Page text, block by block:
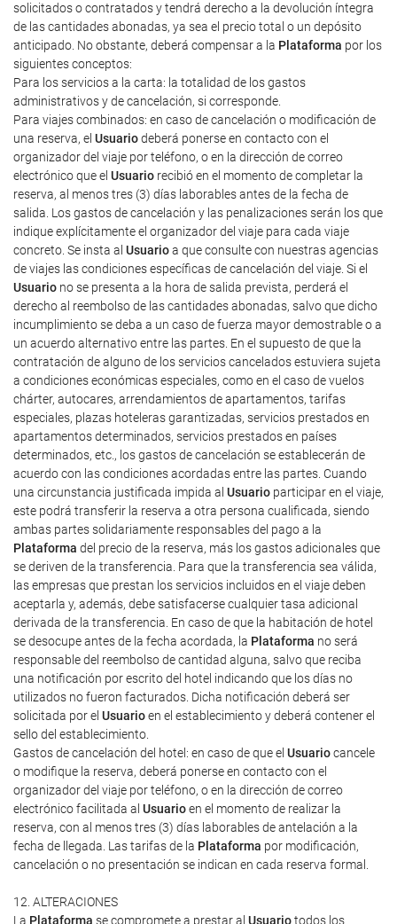
solicitados o contratados y tendrá derecho a la devolución íntegra
de las cantidades abonadas, ya sea el precio total o un depósito
anticipado. No obstante, deberá compensar a la Plataforma por los
siguientes conceptos:
Para los servicios a la carta: la totalidad de los gastos
administrativos y de cancelación, si corresponde.
Para viajes combinados: en caso de cancelación o modificación de
una reserva, el Usuariodeberá ponerse en contacto con el
organizador del viaje por teléfono, o en la dirección de correo
electrónico que el Usuario recibió en el momento de completar la
reserva, al menos tres (3) días laborables antes de la fecha de
salida. Los gastos de cancelación y las penalizaciones serán los que
indique explícitamente el organizador del viaje para cada viaje
concreto. Se insta al Usuarioa que consulte con nuestras agencias
de viajes las condiciones específicas de cancelación del viaje. Si el
Usuario no se presenta a la hora de salida prevista, perderá el
derecho al reembolso de las cantidades abonadas, salvo que dicho
incumplimiento se deba a un caso de fuerza mayor demostrable o a
un acuerdo alternativo entre las partes. En el supuesto de que la
contratación de alguno de los servicios cancelados estuviera sujeta
a condiciones económicas especiales, como en el caso de vuelos
chárter, autocares, arrendamientos de apartamentos, tarifas
especiales, plazas hoteleras garantizadas, servicios prestados en
apartamentos determinados, servicios prestados en países
determinados, etc., los gastos de cancelación se establecerán de
acuerdo con las condiciones acordadas entre las partes. Cuando
una circunstancia justificada impida al Usuario participar en el viaje,
este podrá transferir la reserva a otra persona cualificada, siendo
ambas partes solidariamente responsables del pago a la
Plataforma del precio de la reserva, más los gastos adicionales que
se deriven de la transferencia. Para que la transferencia sea válida,
las empresas que prestan los servicios incluidos en el viaje deben
aceptarla y, además, debe satisfacerse cualquier tasa adicional
derivada de la transferencia. En caso de que la habitación de hotel
se desocupe antes de la fecha acordada, la Plataforma no será
responsable del reembolso de cantidad alguna, salvo que reciba
una notificación por escrito del hotel indicando que los días no
utilizados no fueron facturados. Dicha notificación deberá ser
solicitada por el Usuarioen el establecimiento y deberá contener el
sello del establecimiento.
Gastos de cancelación del hotel: en caso de que el Usuariocancele
o modifique la reserva, deberá ponerse en contacto con el
organizador del viaje por teléfono, o en la dirección de correo
electrónico facilitada al Usuarioen el momento de realizar la
reserva, con al menos tres (3) días laborables de antelación a la
fecha de llegada. Las tarifas de la Plataforma por modificación,
cancelación o no presentación se indican en cada reserva formal.
12. ALTERACIONES
La Plataforma se compromete a prestar al Usuariotodos los